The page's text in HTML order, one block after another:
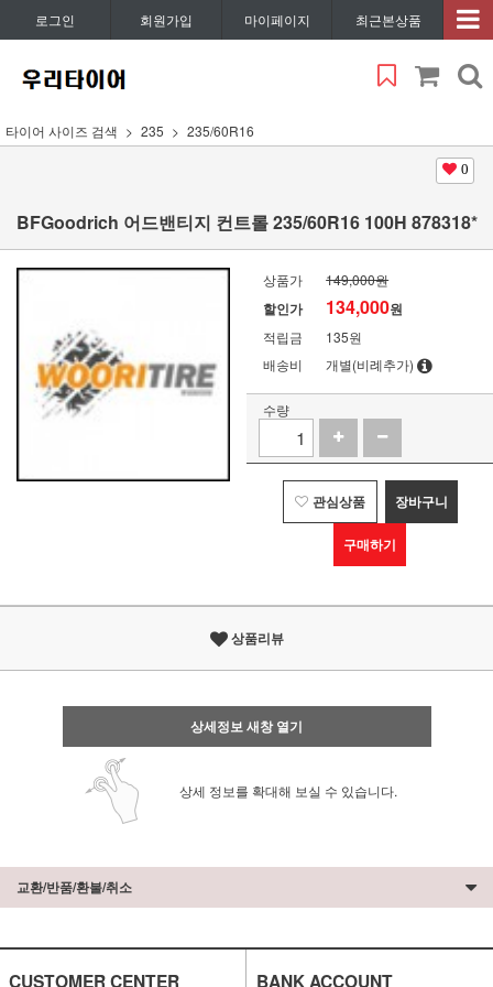
로그인 회원가입 마이페이지 최근본상품
타이어 사이즈 검색 235 235/60R16
0
BFGoodrich 어드밴티지 컨트롤 235/60R16 100H 878318*
상품가 149,000원
할인가 134,000원
적립금
135원
배송비
개별(비례추가)
수량
관심상품 장바구니
구매하기
상품리뷰
상세정보 새창 열기
상세 정보를 확대해 보실 수 있습니다.
교환/반품/환불/취소
CUSTOMER CENTER BANK ACCOUNT